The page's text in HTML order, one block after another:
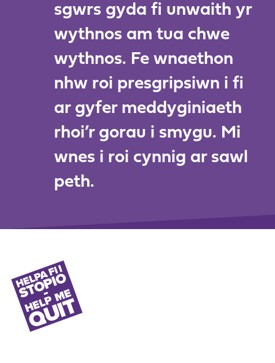
sgwrs gyda fi unwaith yr
wythnos am tua chwe
wythnos. Fe wnaethon
nhw roi presgripsiwn i fi
ar gyfer meddyginiaeth
rhoi’r gorau i smygu. Mi
wnes i roi cynnig ar sawl
peth.